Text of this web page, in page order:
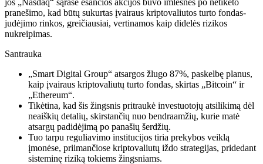
pranešimo, kad būtų sukurtas įvairaus kriptovaliutos turto fondas-
judėjimo rinkos, greičiausiai, vertinamos kaip didelės rizikos
nukreipimas.
Santrauka
„Smart Digital Group“ atsargos žlugo 87%, paskelbę planus,
kaip įvairaus kriptovaliutų turto fondas, skirtas „Bitcoin“ ir
„Ethereum“.
Tikėtina, kad šis žingsnis pritraukė investuotojų atsilikimą dėl
neaiškių detalių, skirstančių nuo bendraamžių, kurie matė
atsargų padidėjimą po panašių šerdžių.
Tuo tarpu reguliavimo institucijos tiria prekybos veiklą
įmonėse, priimančiose kriptovaliutų iždo strategijas, pridedant
sisteminę riziką tokiems žingsniams.